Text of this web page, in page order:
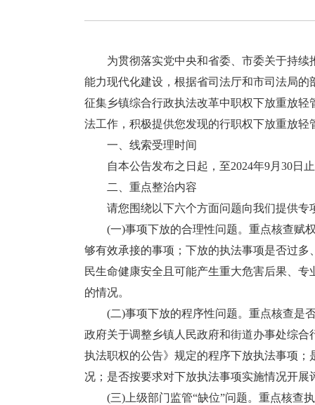
为贯彻落实党中央和省委、市委关于持续
能力现代化建设，根据省司法厅和市司法局
征集乡镇综合行政执法改革中职权下放重放
法工作，积极提供您发现的行职权下放重放
一、线索受理时间
自本公告发布之日起，至2024年9月30日
二、重点整治内容
请您围绕以下六个方面问题向我们提供专
(一)事项下放的合理性问题。重点核查赋权
够有效承接的事项；下放的执法事项是否过
民生命健康安全且可能产生重大危害后果、
的情况。
(二)事项下放的程序性问题。重点核查是否
政府关于调整乡镇人民政府和街道办事处综
执法职权的公告》规定的程序下放执法事项
况；是否按要求对下放执法事项实施情况开展
(三)上级部门监管“缺位”问题。重点核查执